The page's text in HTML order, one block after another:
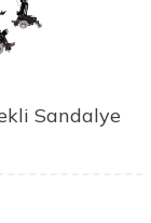
Sandalye